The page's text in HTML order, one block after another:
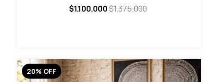
$1.100.000$1.375.000
20% OFF